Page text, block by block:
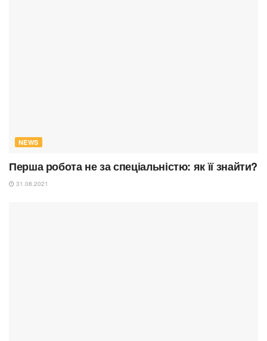
NEWS
Перша робота не за спеціальністю: як її знайти?
31.08.2021